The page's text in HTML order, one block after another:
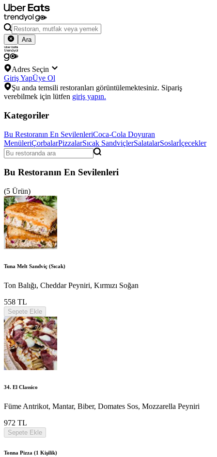
Ara
Adres Seçin
Giriş YapÜye Ol
Şu anda temsili restoranları görüntülemektesiniz. Sipariş
verebilmek için lütfen giriş yapın.
Kategoriler
Bu Restoranın En SevilenleriCoca-Cola Doyuran
MenüleriÇorbalarPizzalarSıcak SandviçlerSalatalarSoslarİçecekler
Bu Restoranın En Sevilenleri
(5 Ürün)
Tuna Melt Sandviç (Sıcak)
Ton Balığı, Cheddar Peyniri, Kırmızı Soğan
558 TL
Sepete Ekle
34. El Classico
Füme Antrikot, Mantar, Biber, Domates Sos, Mozzarella Peyniri
972 TL
Sepete Ekle
Tonna Pizza (1 Kişilik)